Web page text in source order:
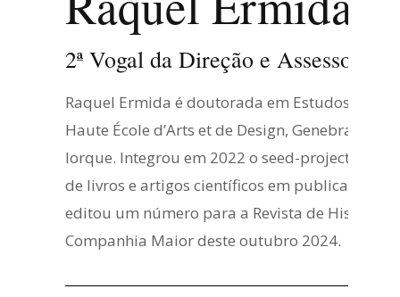
2ª Vogal da Direção e Assessoria
Raquel Ermida é doutorada em Estudos
Haute École d’Arts et de Design, Genebra
Iorque. Integrou em 2022 o seed-project
de livros e artigos científicos em publicações
editou um número para a Revista de História
Companhia Maior deste outubro 2024.